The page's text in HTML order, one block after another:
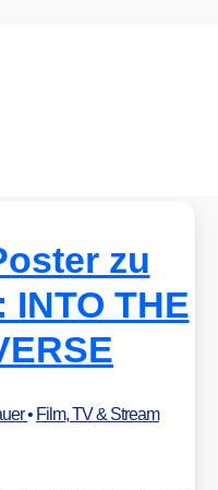
zu
INTO THE
• Film, TV & Stream